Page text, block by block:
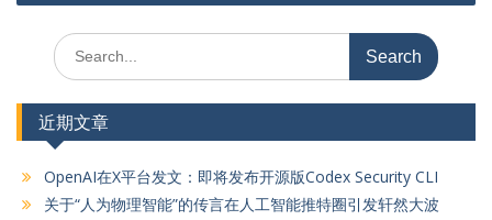
Search
for:
近期文章
OpenAI在X平台发文：即将发布开源版Codex Security CLI
关于“人为物理智能”的传言在人工智能推特圈引发轩然大波